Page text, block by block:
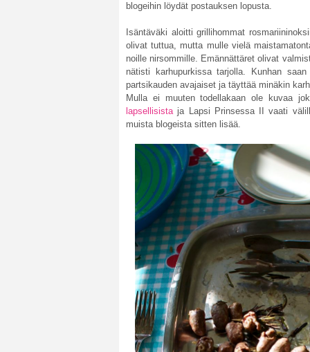
blogeihin löydät postauksen lopusta.
Isäntäväki aloitti grillihommat
olivat tuttua, mutta mulle vielä
noille nirsommille. Emännättäret olivat
nätisti karhupurkissa tarjolla. Kunhan
partsikauden avajaiset ja täyttää minäkin
Mulla ei muuten todellakaan ole kuvaa
lapsellisistaja Lapsi Prinsessa II vaati
muista blogeista sitten lisää.